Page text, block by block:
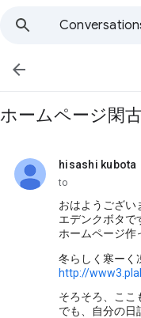

ホームページ閑
hisashi kubota
unread,
to
おはようござい
エデンクボタで
ホームページ作
冬らしく寒ーく
http://
そろそろ、ここ
でも、自分の日